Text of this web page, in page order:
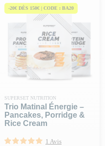
-20€ DÈS 150€ | CODE : BA20
SUPERSET NUTRITION
Trio Matinal Énergie –
Pancakes, Porridge &
Rice Cream
1 Avis